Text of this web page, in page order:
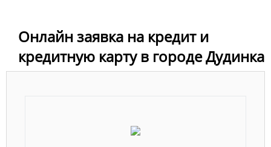
Онлайн заявка на кредит и
кредитную карту в городе Дудинка